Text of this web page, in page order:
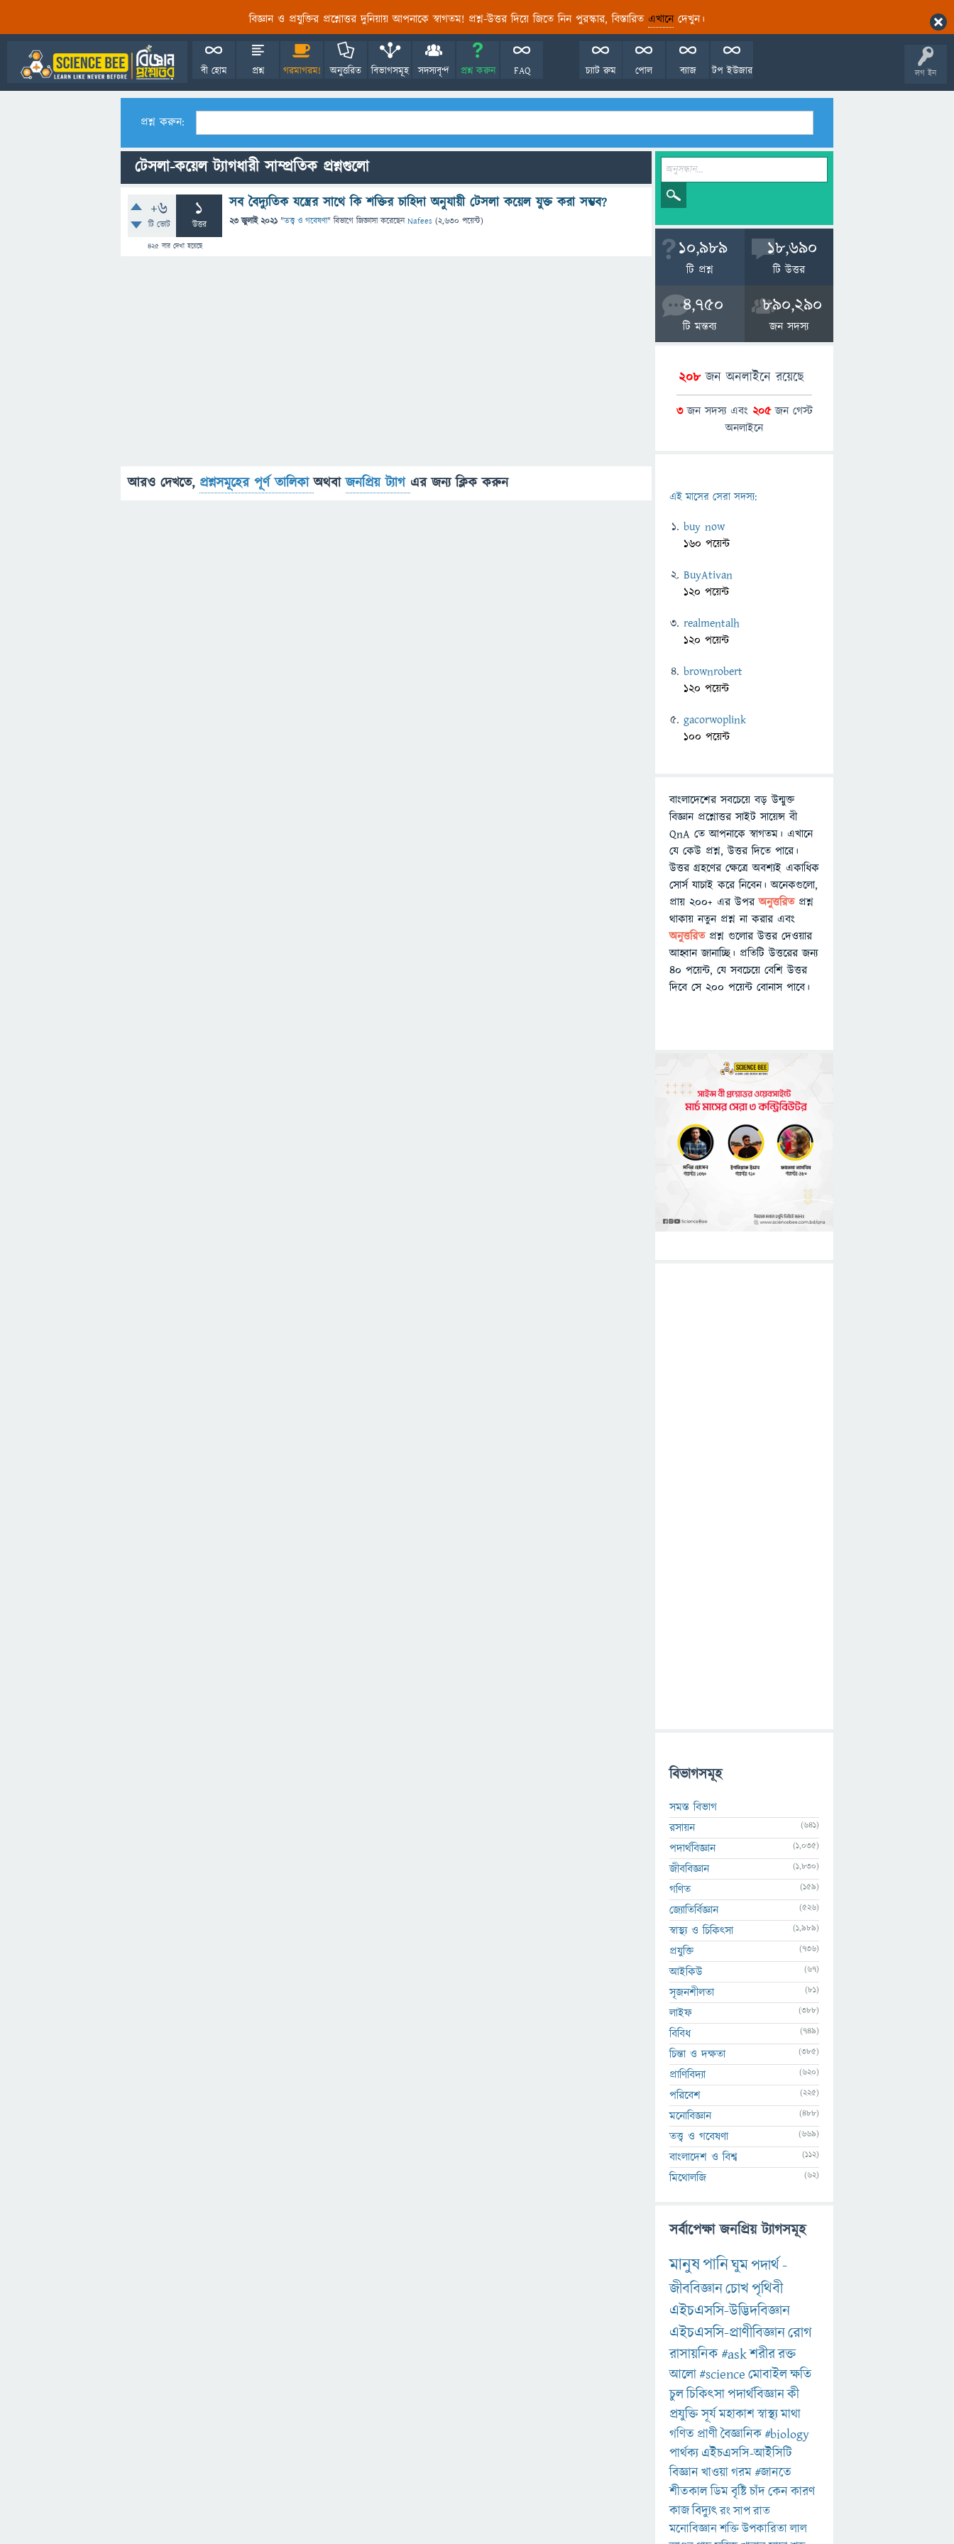
বিজ্ঞান ও প্রযুক্তির প্রশ্নোত্তর দুনিয়ায় আপনাকে স্বাগতম! প্রশ্ন-উত্তর দিয়ে জিতে নিন পুরস্কার, বিস্তারিত এখানেদেখুন।
লগ ইন
বী হোম প্রশ্ন গরমাগরম! অনুত্তরিত বিভাগসমূহ সদস্যবৃন্দ প্রশ্ন করুন FAQ টপ ইউজার
ব্যাজ
পোল
চ্যাট রুম
প্রশ্ন করুন:
টেসলা-কয়েল ট্যাগধারী সাম্প্রতিক প্রশ্নগুলো
+6
টি ভোট
1
উত্তর
425 বার দেখা হয়েছে
সব বৈদ্যুতিক যন্ত্রের সাথে কি শক্তির চাহিদা অনুযায়ী টেসলা কয়েল যুক্ত করা সম্ভব?
23 জুলাই 2021 "তত্ত্ব ও গবেষণা" বিভাগে জিজ্ঞাসাকরেছেনNafees (2,630 পয়েন্ট)
আরও দেখতে, প্রশ্নসমূহের পূর্ণ তালিকাঅথবাজনপ্রিয় ট্যাগ এর জন্য ক্লিক করুন
10,989
টি প্রশ্ন
18,690
টি উত্তর
4,750
টি মন্তব্য
890,290
জন সদস্য
208জন অনলাইনে রয়েছে
3জন সদস্য এবং 205জন গেস্ট
অনলাইনে
এই মাসের সেরা সদস্য:
buy now
160 পয়েন্ট
BuyAtivan
120 পয়েন্ট
realmentalh
120 পয়েন্ট
brownrobert
120 পয়েন্ট
gacorwoplink
100 পয়েন্ট
বাংলাদেশের সবচেয়ে বড় উন্মুক্ত
বিজ্ঞান প্রশ্নোত্তর সাইট সায়েন্স বী
QnA তে আপনাকে স্বাগতম। এখানে
যে কেউ প্রশ্ন, উত্তর দিতে পারে।
উত্তর গ্রহণের ক্ষেত্রে অবশ্যই একাধিক
সোর্স যাচাই করে নিবেন। অনেকগুলো,
প্রায় ২০০+ এর উপরঅনুত্তরিতপ্রশ্ন
থাকায় নতুন প্রশ্ন না করার এবং
অনুত্তরিত প্রশ্ন গুলোর উত্তর দেওয়ার
আহ্বান জানাচ্ছি। প্রতিটি উত্তরের জন্য
৪০ পয়েন্ট, যে সবচেয়ে বেশি উত্তর
দিবে সে ২০০ পয়েন্ট বোনাস পাবে।
বিভাগসমূহ
সমস্ত বিভাগ
রসায়ন
(641)
পদার্থবিজ্ঞান (1,035)
জীববিজ্ঞান (1,830)
গণিত (159)
জ্যোতির্বিজ্ঞান (526)
স্বাস্থ্য ও চিকিৎসা (1,989)
প্রযুক্তি (736)
আইকিউ (67)
সৃজনশীলতা (81)
লাইফ (388)
বিবিধ (749)
চিন্তা ও দক্ষতা (385)
প্রাণিবিদ্যা (620)
পরিবেশ (225)
মনোবিজ্ঞান (488)
তত্ত্ব ও গবেষণা (669)
বাংলাদেশ ও বিশ্ব (112)
মিথোলজি (62)
সর্বাপেক্ষা জনপ্রিয় ট্যাগসমূহ
মানুষপানিঘুমপদার্থ-
জীববিজ্ঞানচোখপৃথিবী
এইচএসসি-উদ্ভিদবিজ্ঞান
এইচএসসি-প্রাণীবিজ্ঞানরোগ
রাসায়নিক#askশরীররক্ত
আলো#scienceমোবাইলক্ষতি
চুলচিকিৎসাপদার্থবিজ্ঞানকী
প্রযুক্তিসূর্যমহাকাশস্বাস্থ্যমাথা
গণিত প্রাণীবৈজ্ঞানিক#biology
পার্থক্য এইচএসসি-আইসিটি
বিজ্ঞানখাওয়াগরম#জানতে
শীতকালডিমবৃষ্টিচাঁদকেনকারণ
কাজবিদ্যুৎরংসাপরাত
মনোবিজ্ঞানশক্তিউপকারিতালাল